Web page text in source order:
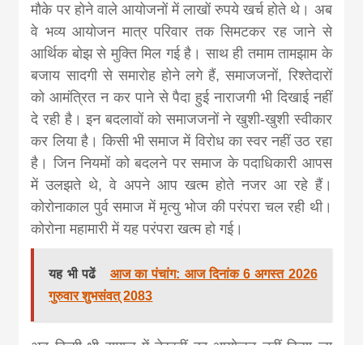
मौके पर होने वाले आयोजनों में लाखों रुपये खर्च होते थे। अब
वे भव्य आयोजन मात्र परिवार तक सिमटकर रह जाने से
आर्थिक बोझ से मुक्ति मिल गई है। साथ ही तमाम तामझाम के
बजाय सादगी से समारोह होने लगे हैं, समाजजनों, रिश्तेदारों
को आमंत्रित न कर पाने से पैदा हुई नाराजगी भी दिखाई नहीं
दे रही है। इन बदलावों को समाजजनों ने खुशी-खुशी स्वीकार
कर लिया है। किसी भी समाज में विरोध का स्वर नहीं उठ रहा
है। जिन नियमों को बदलने पर समाज के पदाधिकारी आपस
में उलझते थे, वे अपने आप खत्म होते नजर आ रहे हैं।
कोरोनाकाल पुर्व समाज में मृत्यु भोज की परंपरा चल रही थी।
कोरोना महामारी में यह परंपरा खत्म हो गई।
यह भी पढें
आज का पंचांग: आज दिनांक 6 अगस्त 2026
गुरुवार शुभसंवत् 2083